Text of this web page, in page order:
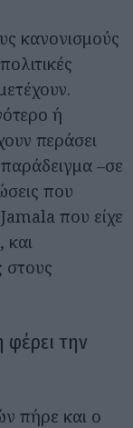
κανονισμούς
ή
περάσει
–σε
που
που είχε
και
φέρει την
πήρε και ο